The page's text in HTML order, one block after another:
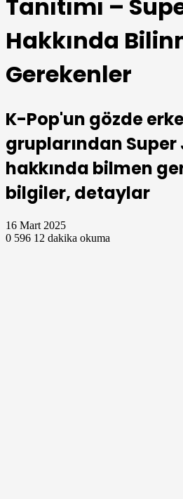
Tanıtımı –
Hakkında
Gerekenler
K-Pop'un gözde
gruplarından Super
hakkında bilmen
bilgiler, detaylar
16 Mart 2025
0 596 12 dakika okuma